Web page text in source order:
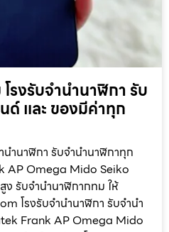
รงรับจำนำนาฬิกา รับ
ด์ และ ของมีค่าทุก
ำนาฬิกา รับจำนำนาฬิกาทุก
AP Omega Mido Seiko
ง รับจำนำนาฬิกากทม ให้
โรงรับจำนำนาฬิกา รับจำนำ
Frank AP Omega Mido